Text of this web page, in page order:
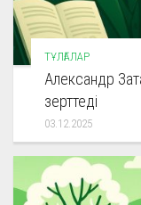
ТҰЛҒАЛАР
Александр
зерттеді
03.12.2025